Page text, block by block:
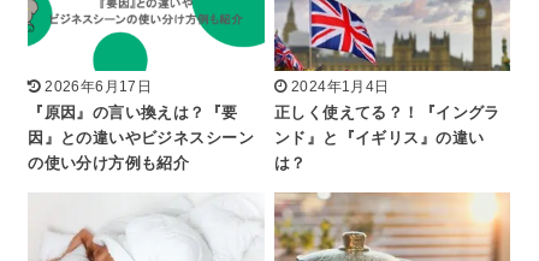
2026年6月17日
『原因』の言い換えは？『要
因』との違いやビジネスシーン
の使い分け方例も紹介
2024年1月4日
正しく使えてる？！『イングラ
ンド』と『イギリス』の違い
は？